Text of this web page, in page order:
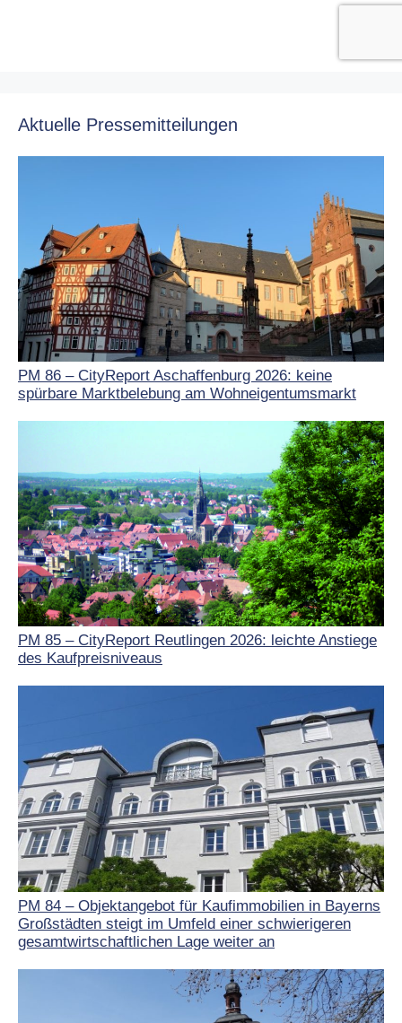
Aktuelle Pressemitteilungen
PM 86 – CityReport Aschaffenburg 2026: keine
spürbare Marktbelebung am Wohneigentumsmarkt
PM 85 – CityReport Reutlingen 2026: leichte Anstiege
des Kaufpreisniveaus
PM 84 – Objektangebot für Kaufimmobilien in Bayerns
Großstädten steigt im Umfeld einer schwierigeren
gesamtwirtschaftlichen Lage weiter an